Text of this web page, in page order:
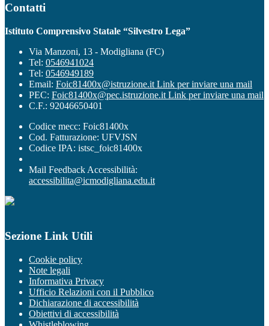
Contatti
Istituto Comprensivo Statale “Silvestro Lega”
Via Manzoni, 13 - Modigliana (FC)
Tel: 0546941024
Tel: 0546949189
Email: Foic81400x@istruzione.it Link per inviare una mail
PEC: Foic81400x@pec.istruzione.it Link per inviare una mail
C.F.: 92046650401
Codice mecc: Foic81400x
Cod. Fatturazione: UFVJSN
Codice IPA: istsc_foic81400x
Mail Feedback Accessibilità:
accessibilita@icmodigliana.edu.it
Sezione Link Utili
Cookie policy
Note legali
Informativa Privacy
Ufficio Relazioni con il Pubblico
Dichiarazione di accessibilità
Obiettivi di accessibilità